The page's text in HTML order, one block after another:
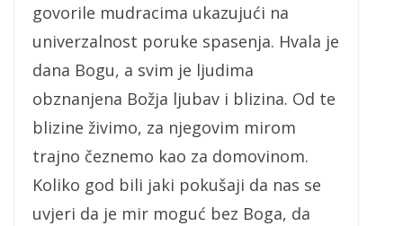
govorile mudracima ukazujući na
univerzalnost poruke spasenja. Hvala je
dana Bogu, a svim je ljudima
obznanjena Božja ljubav i blizina. Od te
blizine živimo, za njegovim mirom
trajno čeznemo kao za domovinom.
Koliko god bili jaki pokušaji da nas se
uvjeri da je mir moguć bez Boga, da